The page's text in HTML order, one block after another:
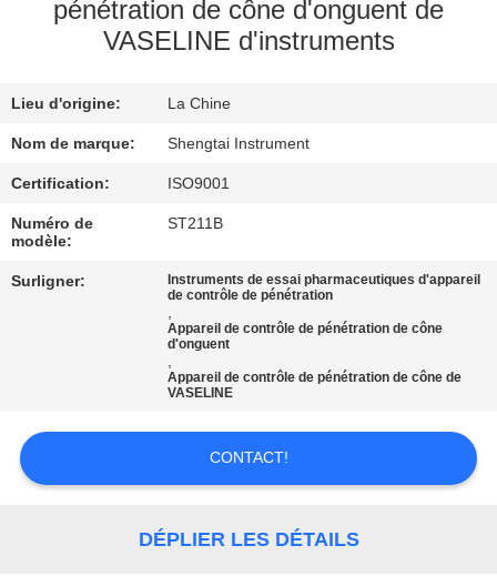
CONTRÔLE
QUALITÉ
CONTACTEZ-
NOUS
DEMANDEZ
PLAN
DU
pénétration de cône d'onguent de
VASELINE d'instruments
Lieu d'origine: La Chine
Nom de marque: Shengtai Instrument
Certification: ISO9001
Numéro de
modèle:
ST211B
Surligner:
Instruments de essai pharmaceutiques d'appareil
de contrôle de pénétration
,
Appareil de contrôle de pénétration de cône
d'onguent
,
Appareil de contrôle de pénétration de cône de
VASELINE
CONTACT!
DÉPLIER LES DÉTAILS